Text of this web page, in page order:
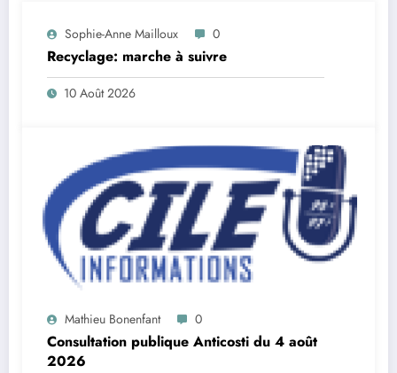
Sophie-Anne Mailloux 0
Recyclage: marche à suivre
10 Août 2026
Mathieu Bonenfant 0
Consultation publique Anticosti du 4 août
2026